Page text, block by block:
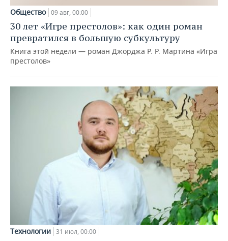
Общество 09 авг, 00:00
30 лет «Игре престолов»: как один роман
превратился в большую субкультуру
Книга этой недели — роман Джорджа Р. Р. Мартина «Игра
престолов»
Технологии 31 июл, 00:00